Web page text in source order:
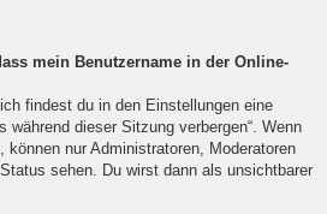
mein Benutzername in der Online-
findest du in den Einstellungen eine
während dieser Sitzung verbergen“. Wenn
nur Administratoren, Moderatoren
sehen. Du wirst dann als unsichtbarer